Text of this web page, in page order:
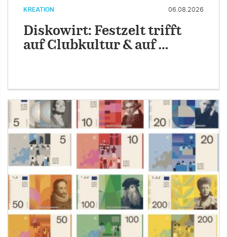
KREATION 06.08.2026
Diskowirt: Festzelt trifft
auf Clubkultur & auf …